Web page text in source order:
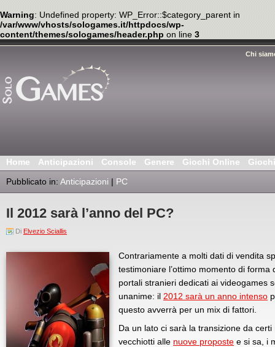
Warning: Undefined property: WP_Error::$category_parent in
/var/www/vhosts/sologames.it/httpdocs/wp-
content/themes/sologames/header.php on line 3
Chi
Home Anticipazioni Console Genere Giochi Online
Pubblicato in: Anticipazioni | PC
Il 2012 sarà l’anno del PC?
Di Elvezio Sciallis
Contrariamente a molti dati di vendita
testimoniare l’ottimo momento di
portali stranieri dedicati ai videogames
unanime: il 2012 sarà un anno intenso
questo avverrà per un mix di fattori.
Da un lato ci sarà la transizione da
vecchiotti alle nuove proposte e si sa, i